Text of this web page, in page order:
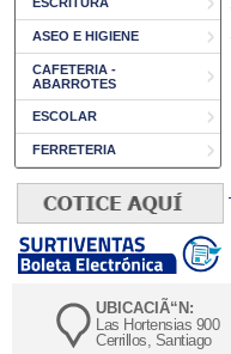
ASEO E HIGIENE
CAFETERIA -
ABARROTES
ESCOLAR
FERRETERIA
UBICACIÃ“N:
Las Hortensias 900
Cerrillos, Santiago